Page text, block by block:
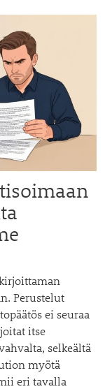
Perustelut
ei seuraa
itse
selkeältä
myötä
eri tavalla